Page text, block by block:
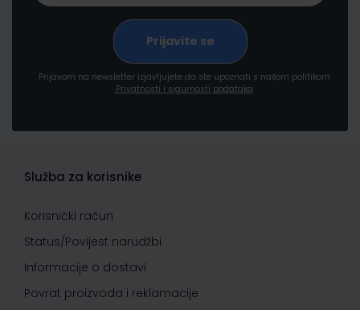
Prijavom na newsletter izjavljujete da ste upoznati s našom politikom
Privatnosti i sigurnosti podataka
Služba za korisnike
Korisnički račun
Status/Povijest narudžbi
Informacije o dostavi
Povrat proizvoda i reklamacije